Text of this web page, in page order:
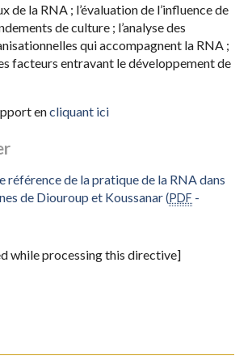
de la RNA ; l’évaluation de l’influence de
de culture ; l’analyse des
qui accompagnent la RNA ;
facteurs entravant le développement de
encliquant ici
référence de la pratique de la RNA dans
de Diouroup et Koussanar(PDF -
while processing this directive]